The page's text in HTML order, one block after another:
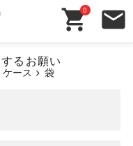
るお願い
0
ース 袋